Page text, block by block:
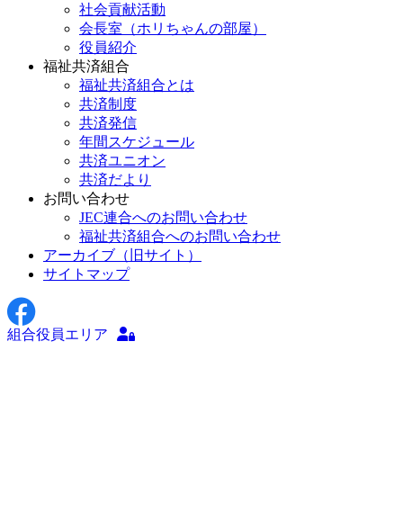
社会貢献活動
会長室（ホリちゃんの部屋）
役員紹介
福祉共済組合
福祉共済組合とは
共済制度
共済発信
年間スケジュール
共済ユニオン
共済だより
お問い合わせ
JEC連合へのお問い合わせ
福祉共済組合へのお問い合わせ
アーカイブ（旧サイト）
サイトマップ
組合役員エリア